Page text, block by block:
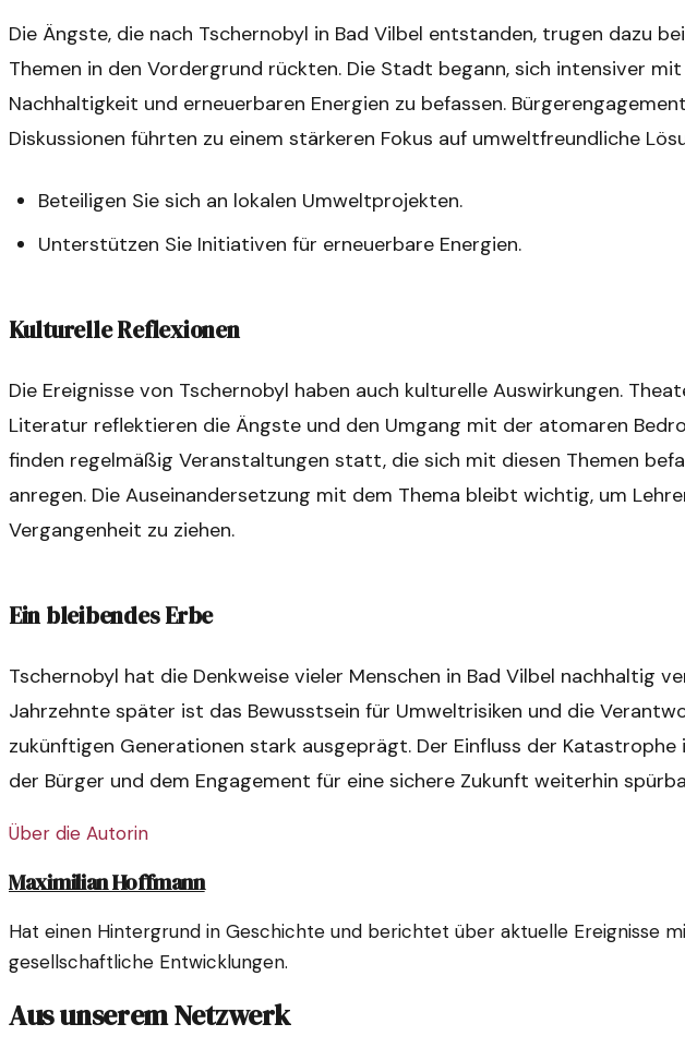
Die Ängste, die nach Tschernobyl in Bad Vilbel entstanden, trugen dazu
Themen in den Vordergrund rückten. Die Stadt begann, sich intensiver
Nachhaltigkeit und erneuerbaren Energien zu befassen.
Diskussionen führten zu einem stärkeren Fokus auf umweltfreundliche
Beteiligen Sie sich an lokalen Umweltprojekten.
Unterstützen Sie Initiativen für erneuerbare Energien.
Kulturelle Reflexionen
Die Ereignisse von Tschernobyl haben auch kulturelle Auswirkungen.
Literatur reflektieren die Ängste und den Umgang mit der atomaren
finden regelmäßig Veranstaltungen statt, die sich mit diesen Themen
anregen. Die Auseinandersetzung mit dem Thema bleibt wichtig, um
Vergangenheit zu ziehen.
Ein bleibendes Erbe
Tschernobyl hat die Denkweise vieler Menschen in Bad Vilbel nachhaltig
Jahrzehnte später ist das Bewusstsein für Umweltrisiken und die
zukünftigen Generationen stark ausgeprägt. Der Einfluss der Katastrophe
der Bürger und dem Engagement für eine sichere Zukunft weiterhin
Über die Autorin
Maximilian Hoffmann
Hat einen Hintergrund in Geschichte und berichtet über aktuelle Ereignisse
gesellschaftliche Entwicklungen.
Aus unserem Netzwerk